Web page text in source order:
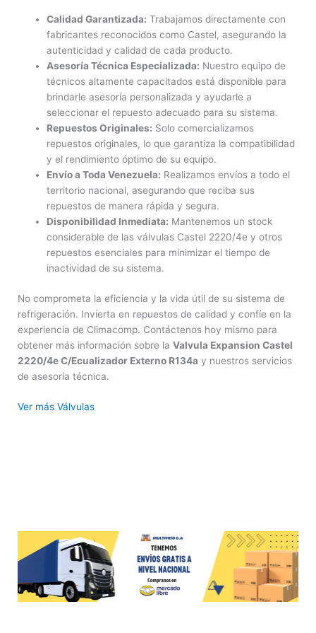
Calidad Garantizada: Trabajamos directamente con
fabricantes reconocidos como Castel, asegurando la
autenticidad y calidad de cada producto.
Asesoría Técnica Especializada: Nuestro equipo de
técnicos altamente capacitados está disponible para
brindarle asesoría personalizada y ayudarle a
seleccionar el repuesto adecuado para su sistema.
Repuestos Originales: Solo comercializamos
repuestos originales, lo que garantiza la compatibilidad
y el rendimiento óptimo de su equipo.
Envío a Toda Venezuela: Realizamos envíos a todo el
territorio nacional, asegurando que reciba sus
repuestos de manera rápida y segura.
Disponibilidad Inmediata: Mantenemos un stock
considerable de las válvulas Castel 2220/4e y otros
repuestos esenciales para minimizar el tiempo de
inactividad de su sistema.
No comprometa la eficiencia y la vida útil de su sistema de
refrigeración. Invierta en repuestos de calidad y confíe en la
experiencia de Climacomp. Contáctenos hoy mismo para
obtener más información sobre la Valvula Expansion Castel
2220/4e C/Ecualizador Externo R134a y nuestros servicios
de asesoría técnica.
Ver más Válvulas